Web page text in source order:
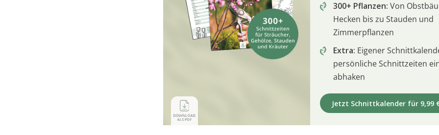
300+ Pflanzen: Von
Hecken bis zu Stauden und
Zimmerpflanzen
Extra: Eigener
persönliche Schnittzeiten
abhaken
Jetzt Schnittkalender für 9,99